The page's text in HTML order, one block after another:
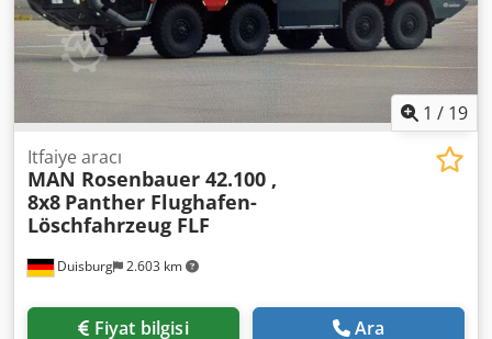
1 / 19
Duisburg 2.603 km
Itfaiye aracı
MAN Rosenbauer 42.100 ,
8x8 Panther Flughafen-
Löschfahrzeug FLF
Fiyat bilgisi Ara